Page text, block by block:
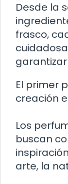
Desde la
frasco,
El primer
creación
Los
buscan
arte, la